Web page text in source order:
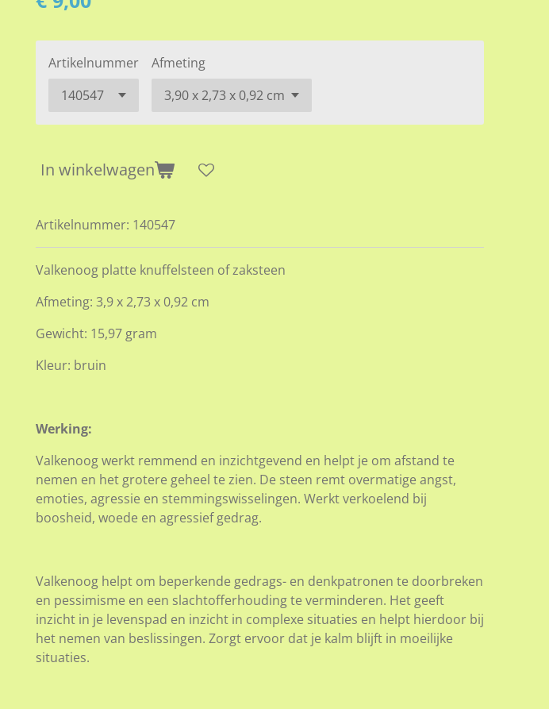
Artikelnummer Afmeting
In winkelwagen
Artikelnummer: 140547
Valkenoog platte knuffelsteen of zaksteen
Afmeting: 3,9 x 2,73 x 0,92 cm
Gewicht: 15,97 gram
Kleur: bruin
Werking:
Valkenoog werkt remmend en inzichtgevend en helpt je om afstand te
nemen en het grotere geheel te zien. De steen remt overmatige angst,
emoties, agressie en stemmingswisselingen. Werkt verkoelend bij
boosheid, woede en agressief gedrag.
Valkenoog helpt om beperkende gedrags- en denkpatronen te doorbreken
en pessimisme en een slachtofferhouding te verminderen. Het geeft
inzicht in je levenspad en inzicht in complexe situaties en helpt hierdoor bij
het nemen van beslissingen. Zorgt ervoor dat je kalm blijft in moeilijke
situaties.